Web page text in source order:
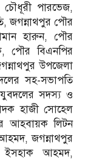
চৌধূরী পারভেজ,
জগন্নাথপুর পৌর
হারুন, পৌর
পৌর বিএনপির
উপজেলা
সহ-সভাপতি
সদস্য ও
হাজী সোহেল
আহবায়ক লিটন
জগন্নাথপুর
ইসহাক আহমদ,